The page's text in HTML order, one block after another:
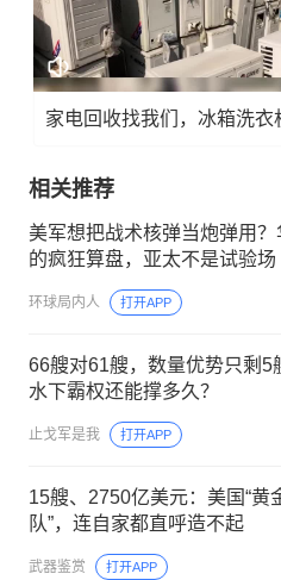
家电回收找我们，冰箱洗衣
相关推荐
美军想把战术核弹当炮弹用？
的疯狂算盘，亚太不是试验场
环球局内人 打开APP
66艘对61艘，数量优势只剩5
水下霸权还能撑多久？
止戈军是我 打开APP
15艘、2750亿美元：美国“黄
队”，连自家都直呼造不起
武器鉴赏 打开APP